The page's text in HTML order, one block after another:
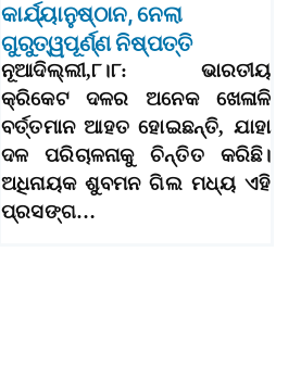
କାର୍ଯ୍ୟାନୁଷ୍ଠାନ, ନେଲା
ଗୁରୁତ୍ୱପୂର୍ଣ୍ଣ ନିଷ୍ପତ୍ତି
ନୂଆଦିଲ୍ଲୀ,୮।୮: ଭାରତୀୟ
କ୍ରିକେଟ ଦଳର ଅନେକ ଖେଳାଳି
ବର୍ତ୍ତମାନ ଆହତ ହୋଇଛନ୍ତି, ଯାହା
ଦଳ ପରିଚାଳନାକୁ ଚିନ୍ତିତ କରିଛି।
ଅଧିନାୟକ ଶୁବମନ ଗିଲ ମଧ୍ୟ ଏହି
ପ୍ରସଙ୍ଗ…